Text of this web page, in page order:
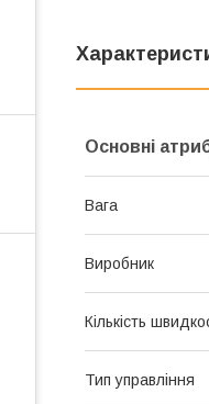
Основні
Вага
Виробник
Кількість
Тип управління